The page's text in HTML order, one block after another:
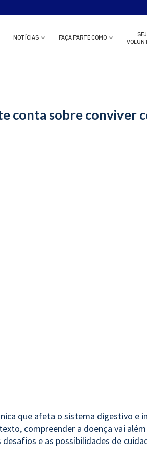
NOTÍCIAS FAÇA PARTE COMO
conta sobre conviver
que afeta o sistema digestivo e
compreender a doença vai
e as possibilidades de
reunião com nossa equipe?Clique aquie